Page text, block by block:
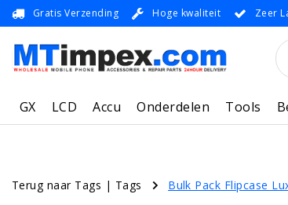
Gratis Verzending Hoge kwaliteit Zeer
GX LCD Accu Onderdelen Tools
Terug naar Tags | Tags Bulk Pack Flipcase